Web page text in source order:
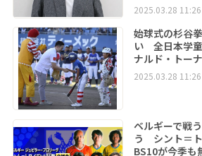
2025.03.28 11:26
始球式の杉谷
い 全日本学
ナルド・トー
2025.03.28 11:26
ベルギーで戦
う シント＝
BS10が今季も